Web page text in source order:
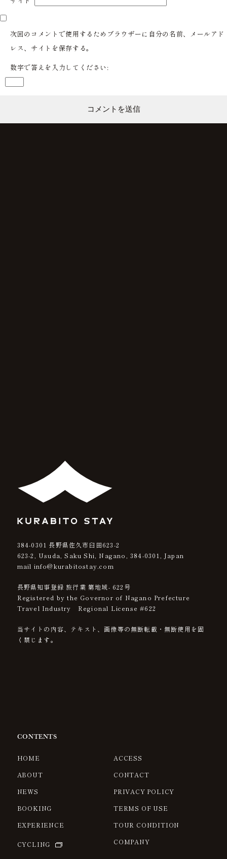
次回のコメントで使用するためブラウザーに自分の名前、メールアド
レス、サイトを保存する。
数字で答えを入力してください:
384-0301 長野県佐久市臼田623-2
623-2, Usuda, Saku Shi, Nagano, 384-0301
, Japan
mail info@kurabitostay.com
長野県知事登録 旅行業 第地域- 622号
Registered by the Governor of Nagano Prefecture
Travel Industry Regional License #622
当サイトの内容、テキスト、画像等の無断転載・無断使用を固
く禁じます。
CONTENTS
HOME
ABOUT
NEWS
BOOKING
EXPERIENCE
CYCLING
ACCESS
CONTACT
PRIVACY POLICY
TERMS OF USE
TOUR CONDITION
COMPANY